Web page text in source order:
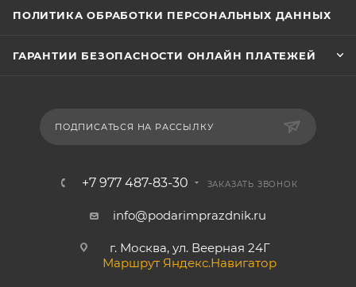
ПОЛИТИКА ОБРАБОТКИ ПЕРСОНАЛЬНЫХ ДАННЫХ
ГАРАНТИИ БЕЗОПАСНОСТИ ОНЛАЙН ПЛАТЕЖЕЙ
ПОДПИСАТЬСЯ НА РАССЫЛКУ
+7 977 487-83-30 ЗАКАЗАТЬ ЗВОНОК
info@podarimprazdnik.ru
г. Москва, ул. Веерная 24Г
Маршрут Яндекс.Навигатор